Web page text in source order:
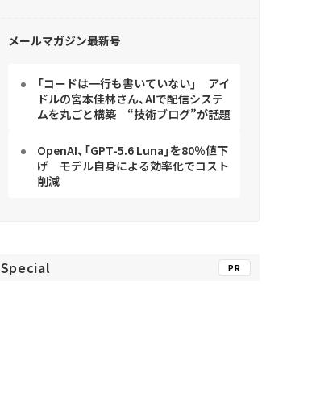
メールマガジン最新号
「コードは一行も書いていない」 アイ
ドルの宮本佳林さん、AIで配信システ
ムを丸ごと構築 “技術ブログ”が話題
OpenAI、「GPT-5.6 Luna」を80％値下
げ モデル自身による効率化でコスト
削減
Special PR